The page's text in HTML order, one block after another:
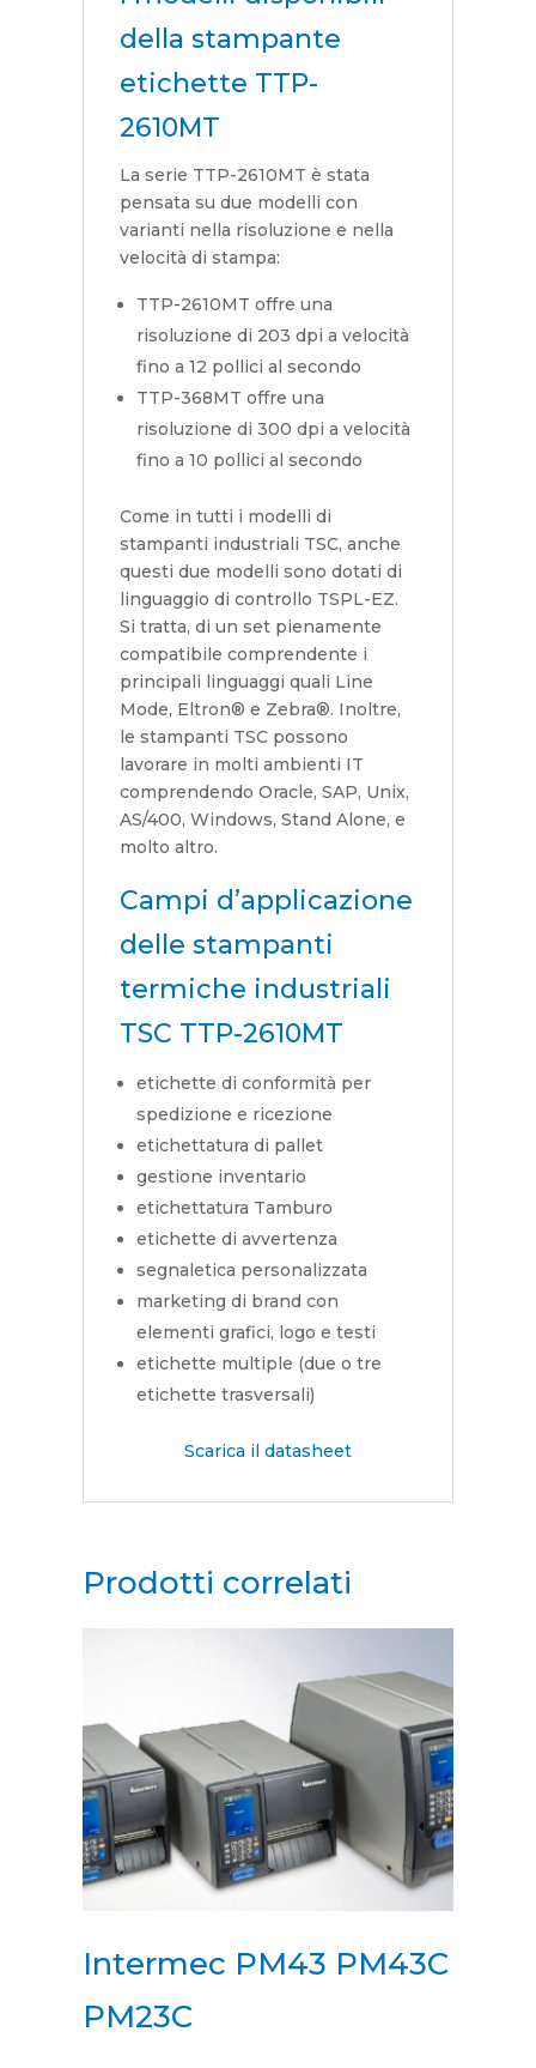
della stampante
etichette TTP-
2610MT
La serie TTP-2610MT è stata
pensata su due modelli con
varianti nella risoluzione e nella
velocità di stampa:
TTP-2610MT offre una
risoluzione di 203 dpi a velocità
fino a 12 pollici al secondo
TTP-368MT offre una
risoluzione di 300 dpi a velocità
fino a 10 pollici al secondo
Come in tutti i modelli di
stampanti industriali TSC, anche
questi due modelli sono dotati di
linguaggio di controllo TSPL-EZ.
Si tratta, di un set pienamente
compatibile comprendente i
principali linguaggi quali Line
Mode, Eltron® e Zebra®. Inoltre,
le stampanti TSC possono
lavorare in molti ambienti IT
comprendendo Oracle, SAP, Unix,
AS/400, Windows, Stand Alone, e
molto altro.
Campi d’applicazione
delle stampanti
termiche industriali
TSC TTP-2610MT
etichette di conformità per
spedizione e ricezione
etichettatura di pallet
gestione inventario
etichettatura Tamburo
etichette di avvertenza
segnaletica personalizzata
marketing di brand con
elementi grafici, logo e testi
etichette multiple (due o tre
etichette trasversali)
Scarica il datasheet
Prodotti correlati
Intermec PM43 PM43C
PM23C